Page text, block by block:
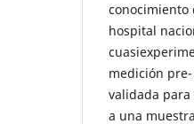
conocimiento
hospital
medición
validada
a una